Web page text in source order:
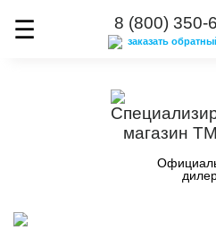
8 (800) 350-
заказать